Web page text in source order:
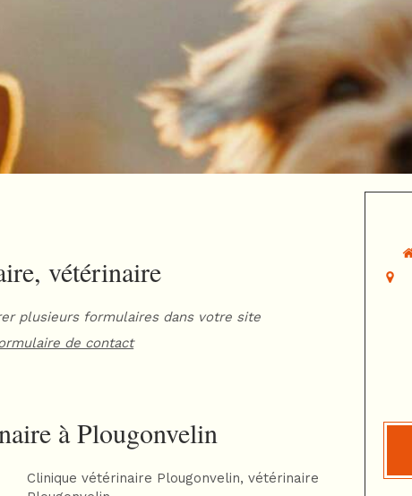
vétérinaire
plusieurs formulaires dans votre site
de contact
à Plougonvelin
Clinique vétérinaire Plougonvelin,vétérinaire